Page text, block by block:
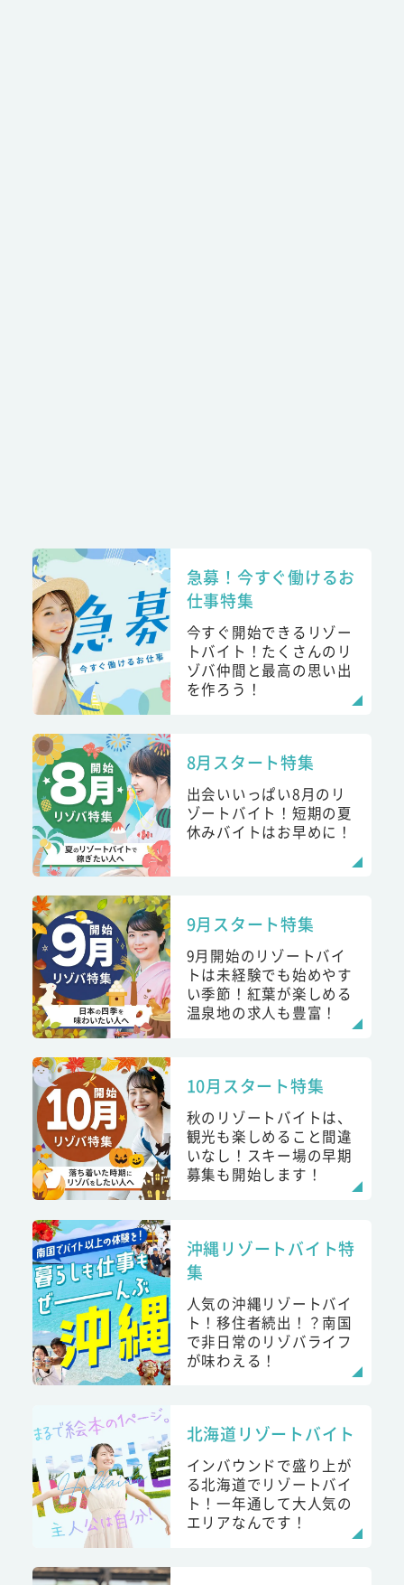
急募！今すぐ働けるお
仕事特集
今すぐ開始できるリゾー
トバイト！たくさんのリ
ゾバ仲間と最高の思い出
を作ろう！
8月スタート特集
出会いいっぱい8月のリ
ゾートバイト！短期の夏
休みバイトはお早めに！
9月スタート特集
9月開始のリゾートバイ
トは未経験でも始めやす
い季節！紅葉が楽しめる
温泉地の求人も豊富！
10月スタート特集
秋のリゾートバイトは、
観光も楽しめること間違
いなし！スキー場の早期
募集も開始します！
沖縄リゾートバイト特
集
人気の沖縄リゾートバイ
ト！移住者続出！？南国
で非日常のリゾバライフ
が味わえる！
北海道リゾートバイト
インバウンドで盛り上が
る北海道でリゾートバイ
ト！一年通して大人気の
エリアなんです！